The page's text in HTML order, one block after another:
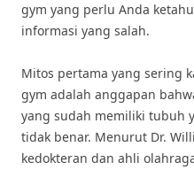
gym yang perlu Anda
informasi yang salah.
Mitos pertama yang sering
gym adalah anggapan
yang sudah memiliki tubuh
tidak benar. Menurut Dr.
kedokteran dan ahli